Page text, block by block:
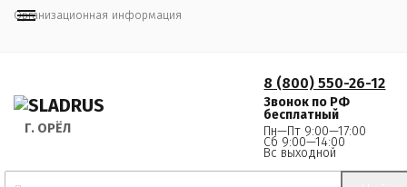
Организационная информация
Г. ОРЁЛ
8 (800) 550-26-12
Звонок по РФ
бесплатный
Пн—Пт 9:00—17:00
Сб 9:00—14:00
Вс выходной